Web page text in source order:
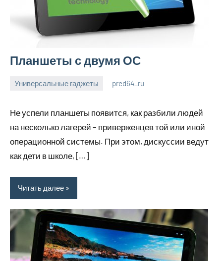
Планшеты с двумя ОС
Универсальные гаджеты
2023
pred64_ru
Не успели планшеты появится, как разбили людей
на несколько лагерей – приверженцев той или иной
операционной системы. При этом, дискуссии ведут
как дети в школе, […]
Читать далее